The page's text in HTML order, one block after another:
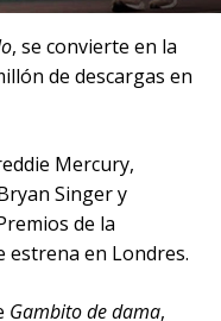
, se convierte en la
de descargas en
Mercury,
Singer y
de la
estrena en Londres.
Gambito de dama,